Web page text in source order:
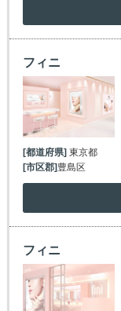
フィニ
[都道府県]東京都
[市区郡]豊島区
フィニ